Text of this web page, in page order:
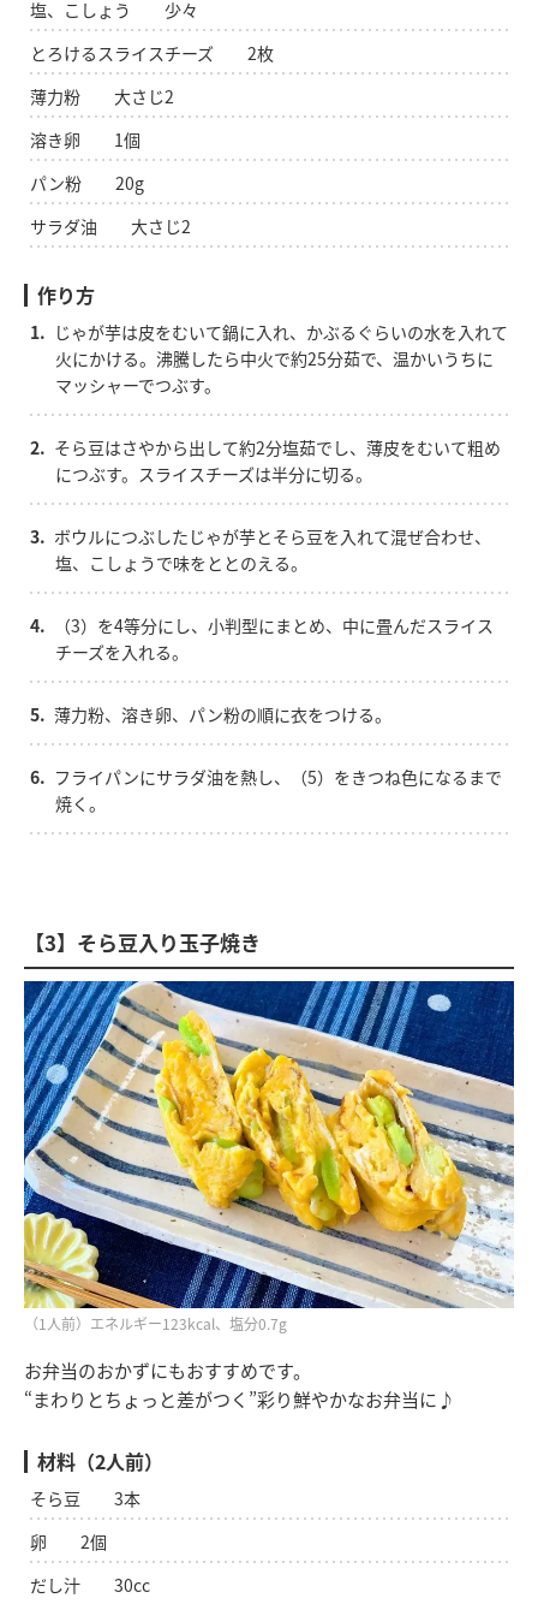
塩、こしょう 少々
とろけるスライスチーズ 2枚
薄力粉 大さじ2
溶き卵 1個
パン粉 20g
サラダ油 大さじ2
作り方
1. じゃが芋は皮をむいて鍋に入れ、かぶるぐらいの水を入れて
火にかける。沸騰したら中火で約25分茹で、温かいうちに
マッシャーでつぶす。
2. そら豆はさやから出して約2分塩茹でし、薄皮をむいて粗め
につぶす。スライスチーズは半分に切る。
3. ボウルにつぶしたじゃが芋とそら豆を入れて混ぜ合わせ、
塩、こしょうで味をととのえる。
4.
（3）を4等分にし、小判型にまとめ、中に畳んだスライス
チーズを入れる。
5. 薄力粉、溶き卵、パン粉の順に衣をつける。
6. フライパンにサラダ油を熱し、（5）をきつね色になるまで
焼く。
【3】そら豆入り玉子焼き
（1人前）エネルギー123kcal、塩分0.7g
お弁当のおかずにもおすすめです。
“まわりとちょっと差がつく”彩り鮮やかなお弁当に♪
材料（2人前）
そら豆 3本
卵 2個
だし汁 30cc